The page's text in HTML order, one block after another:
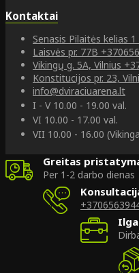
Kontaktai
Senasis Pilaitės kelias 1
Laisvės pr. 77B
Vikingų g. 5A, Vilnius
Konstitucijos pr. 23,
info@dviraciuarena.lt
I - V 10.00 - 19.00 val.
VI 10.00 - 17.00 val.
VII 10.00 - 16.00
Greitas
Per 1-2 darbo dienas